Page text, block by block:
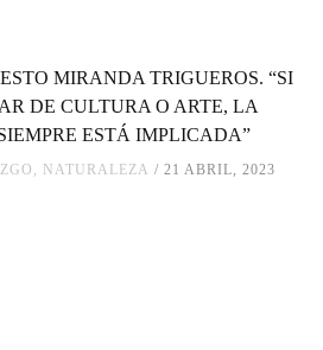
MIRANDA TRIGUEROS. “SI
DE CULTURA O ARTE, LA
ESTÁ IMPLICADA”
, NATURALEZA 21 ABRIL, 2023